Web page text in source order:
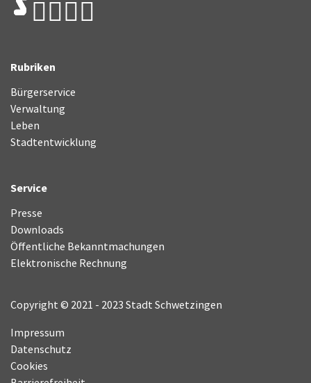
Rubriken
Bürgerservice
Verwaltung
Leben
Stadtentwicklung
Service
Presse
Downloads
Öffentliche Bekanntmachungen
Elektronische Rechnung
Copyright © 2021 - 2023 Stadt Schwetzingen
Impressum
Datenschutz
Cookies